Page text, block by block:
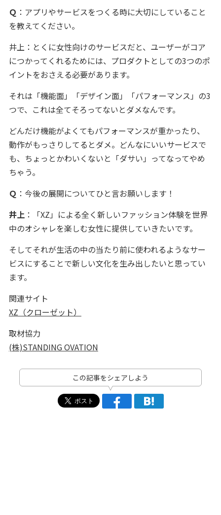
Ｑ ：アプリやサービスをつくる時に大切にしていること
を教えてください。
井上：とくに女性向けのサービスだと、ユーザーがコア
につかってくれるためには、プロダクトとしての3つのポ
イントをおさえる必要があります。
それは「機能面」「デザイン面」「パフォーマンス」の3
つで、これは全てそろってないとダメなんです。
どんだけ機能がよくてもパフォーマンスが重かったり、
動作がもっさりしてるとダメ。どんなにいいサービスで
も、ちょっとかわいくないと「ダサい」ってなってやめ
ちゃう。
Ｑ ：今後の展開についてひと言お願いします！
井上：「XZ」による全く新しいファッション体験を世界
中のオシャレを楽しむ女性に提供していきたいです。
そしてそれが生活の中の当たり前に使われるようなサー
ビスにすることで新しい文化を生み出したいと思ってい
ます。
関連サイト
XZ（クローゼット）
取材協力
(株)STANDING OVATION
この記事をシェアしよう